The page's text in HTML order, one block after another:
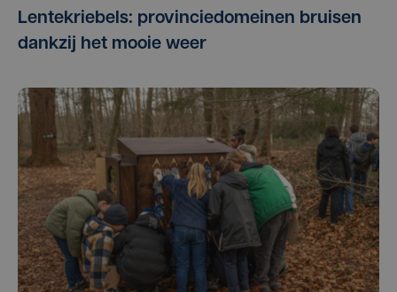
Lentekriebels: provinciedomeinen bruisen
dankzij het mooie weer